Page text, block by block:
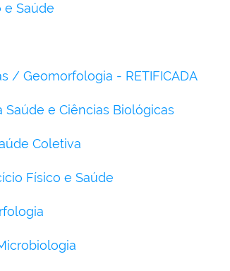
e Saúde
/ Geomorfologia - RETIFICADA
e Ciências Biológicas
Coletiva
Físico e Saúde